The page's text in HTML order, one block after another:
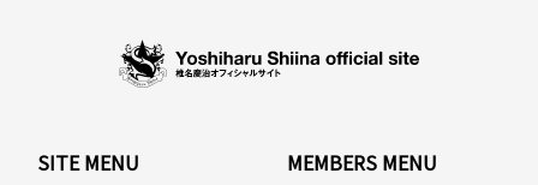
SITE MENU MEMBERS MENU